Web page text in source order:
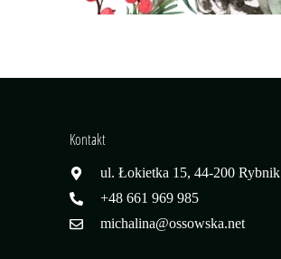
Kontakt
ul. Łokietka 15, 44-200 Rybnik
+48 661 969 985
michalina@ossowska.net